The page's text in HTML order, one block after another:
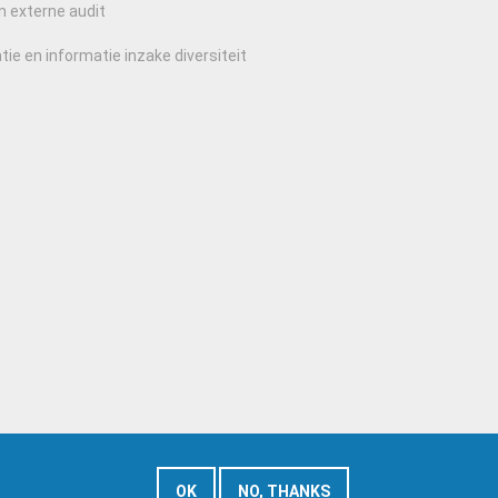
OK NO, THANKS
externe audit
en informatie inzake diversiteit